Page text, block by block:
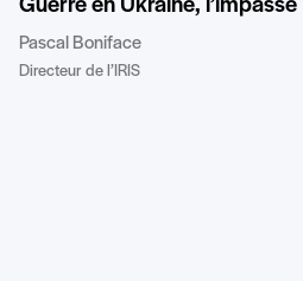
Guerre en Ukraine, l’impasse
Pascal Boniface
Directeur de l’IRIS